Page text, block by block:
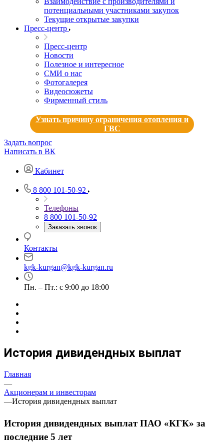
потенциальными участниками закупок
Текущие открытые закупки
Пресс-центр
Пресс-центр
Новости
Полезное и интересное
СМИ о нас
Фотогалерея
Видеосюжеты
Фирменный стиль
Узнать причину ограничения отопления и
ГВС
Задать вопрос
Написать в ВК
Кабинет
8 800 101-50-92
Телефоны
8 800 101-50-92
Заказать звонок
Контакты
kgk-kurgan@kgk-kurgan.ru
Пн. – Пт.: с 9:00 до 18:00
История дивидендных выплат
Главная
—
Акционерам и инвесторам
—История дивидендных выплат
История дивидендных выплат ПАО «КГК» за
последние 5 лет